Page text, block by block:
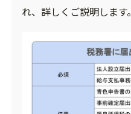
れ、詳しくご説明します。